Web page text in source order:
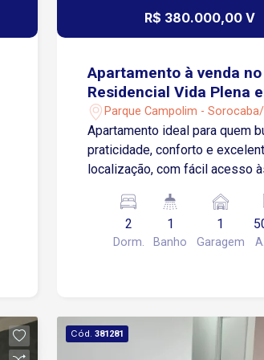
R$ 380.000,00 V
Apartamento à venda no
Residencial Vida Plena
Sorocaba/SP
Parque Campolim -
Apartamento ideal para quem
praticidade, conforto e
localização, com fácil acesso
poucos metros do Shopping
Esplanada, próximo ao
Tauste Supermercados, com
apartamento: 2 quartos, sendo 1 com
armários Sala 2 ambientes com
2
Dorm.
1
Banho
1
Garagem
Cód. 381281